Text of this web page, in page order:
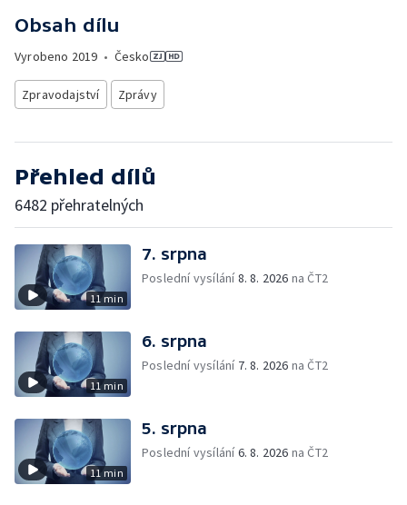
Obsah dílu
Vyrobeno 2019 • Česko
Zpravodajství Zprávy
Přehled dílů
6482 přehratelných
11 min
7. srpna
Poslední vysílání8. 8. 2026 na ČT2
11 min
6. srpna
Poslední vysílání 7. 8. 2026 na ČT2
11 min
5. srpna
Poslední vysílání6. 8. 2026 na ČT2